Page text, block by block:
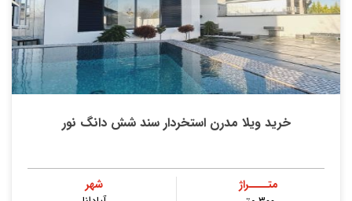
خرید ویلا مدرن استخردار سند شش دانگ نور
متــــراژ
شهر